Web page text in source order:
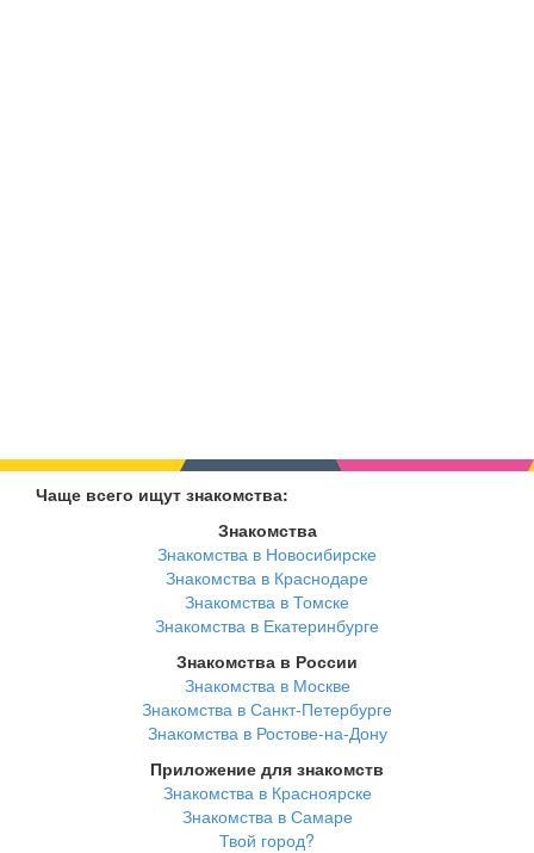
Чаще всего ищут знакомства:
Знакомства
Знакомства в Новосибирске
Знакомства в Краснодаре
Знакомства в Томске
Знакомства в Екатеринбурге
Знакомства в России
Знакомства в Москве
Знакомства в Санкт-Петербурге
Знакомства в Ростове-на-Дону
Приложение для знакомств
Знакомства в Красноярске
Знакомства в Самаре
Твой город?